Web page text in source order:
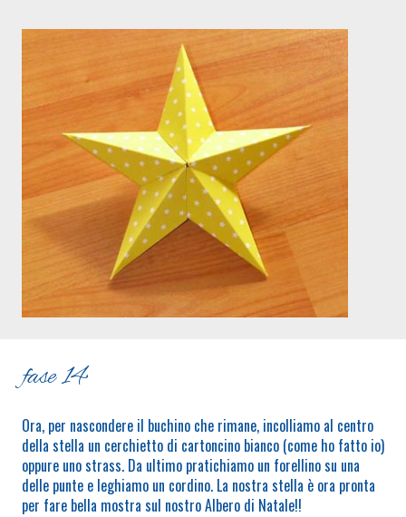
fase 14
Ora, per nascondere il buchino che rimane, incolliamo al centro
della stella un cerchietto di cartoncino bianco (come ho fatto io)
oppure uno strass. Da ultimo pratichiamo un forellino su una
delle punte e leghiamo un cordino. La nostra stella è ora pronta
per fare bella mostra sul nostro Albero di Natale!!